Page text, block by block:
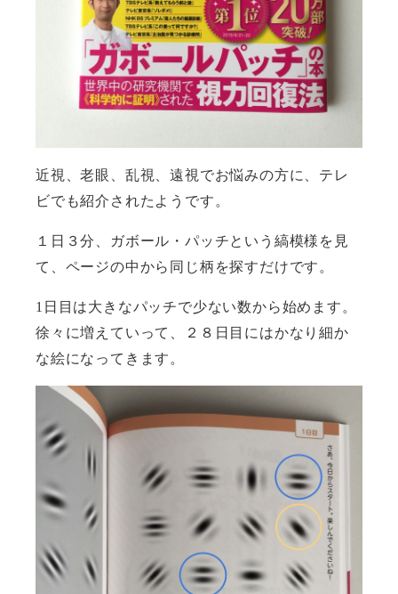
近視、老眼、乱視、遠視でお悩みの方に、テレ
ビでも紹介されたようです。
１日３分、ガボール・パッチという縞模様を見
て、ページの中から同じ柄を探すだけです。
1 日目は大きなパッチで少ない数から始めます。
徐々に増えていって、２８日目にはかなり細か
な絵になってきます。